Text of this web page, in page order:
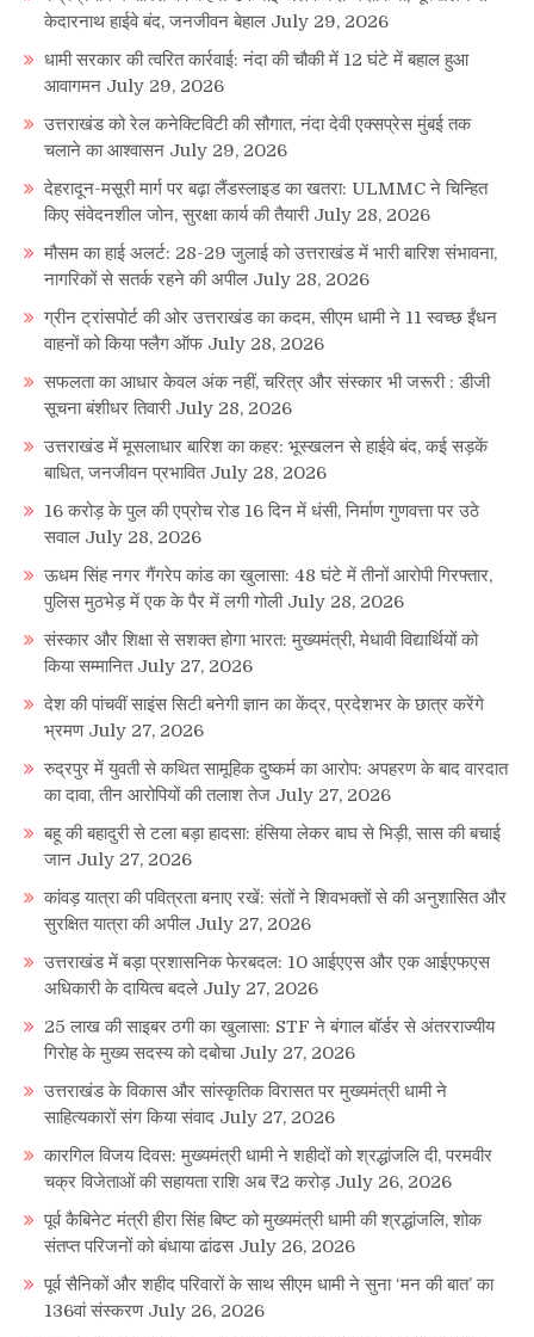
केदारनाथ हाईवे बंद, जनजीवन बेहाल July 29, 2026
धामी सरकार की त्वरित कार्रवाई: नंदा की चौकी में 12 घंटे में बहाल हुआ
आवागमन July 29, 2026
उत्तराखंड को रेल कनेक्टिविटी की सौगात, नंदा देवी एक्सप्रेस मुंबई तक
चलाने का आश्वासन July 29, 2026
देहरादून-मसूरी मार्ग पर बढ़ा लैंडस्लाइड का खतरा: ULMMC ने चिन्हित
किए संवेदनशील जोन, सुरक्षा कार्य की तैयारी July 28, 2026
मौसम का हाई अलर्ट: 28-29 जुलाई को उत्तराखंड में भारी बारिश संभावना,
नागरिकों से सतर्क रहने की अपील July 28, 2026
ग्रीन ट्रांसपोर्ट की ओर उत्तराखंड का कदम, सीएम धामी ने 11 स्वच्छ ईंधन
वाहनों को किया फ्लैग ऑफ July 28, 2026
सफलता का आधार केवल अंक नहीं, चरित्र और संस्कार भी जरूरी : डीजी
सूचना बंशीधर तिवारी July 28, 2026
उत्तराखंड में मूसलाधार बारिश का कहर: भूस्खलन से हाईवे बंद, कई सड़कें
बाधित, जनजीवन प्रभावित July 28, 2026
16 करोड़ के पुल की एप्रोच रोड 16 दिन में धंसी, निर्माण गुणवत्ता पर उठे
सवाल July 28, 2026
ऊधम सिंह नगर गैंगरेप कांड का खुलासा: 48 घंटे में तीनों आरोपी गिरफ्तार,
पुलिस मुठभेड़ में एक के पैर में लगी गोली July 28, 2026
संस्कार और शिक्षा से सशक्त होगा भारत: मुख्यमंत्री, मेधावी विद्यार्थियों को
किया सम्मानित July 27, 2026
देश की पांचवीं साइंस सिटी बनेगी ज्ञान का केंद्र, प्रदेशभर के छात्र करेंगे
भ्रमण July 27, 2026
रुद्रपुर में युवती से कथित सामूहिक दुष्कर्म का आरोप: अपहरण के बाद वारदात
का दावा, तीन आरोपियों की तलाश तेज July 27, 2026
बहू की बहादुरी से टला बड़ा हादसा: हंसिया लेकर बाघ से भिड़ी, सास की बचाई
जान July 27, 2026
कांवड़ यात्रा की पवित्रता बनाए रखें: संतों ने शिवभक्तों से की अनुशासित और
सुरक्षित यात्रा की अपील July 27, 2026
उत्तराखंड में बड़ा प्रशासनिक फेरबदल: 10 आईएएस और एक आईएफएस
अधिकारी के दायित्व बदले July 27, 2026
25 लाख की साइबर ठगी का खुलासा: STF ने बंगाल बॉर्डर से अंतरराज्यीय
गिरोह के मुख्य सदस्य को दबोचा July 27, 2026
उत्तराखंड के विकास और सांस्कृतिक विरासत पर मुख्यमंत्री धामी ने
साहित्यकारों संग किया संवाद July 27, 2026
कारगिल विजय दिवस: मुख्यमंत्री धामी ने शहीदों को श्रद्धांजलि दी, परमवीर
चक्र विजेताओं की सहायता राशि अब ₹2 करोड़ July 26, 2026
पूर्व कैबिनेट मंत्री हीरा सिंह बिष्ट को मुख्यमंत्री धामी की श्रद्धांजलि, शोक
संतप्त परिजनों को बंधाया ढांढस July 26, 2026
पूर्व सैनिकों और शहीद परिवारों के साथ सीएम धामी ने सुना ‘मन की बात’ का
136वां संस्करण July 26, 2026